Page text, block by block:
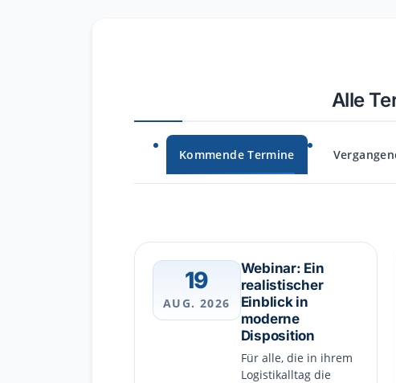
Alle
Kommende Termine
19
AUG. 2026
Webinar: Ein
realistischer
Einblick in
moderne
Disposition
Für alle, die in ihrem
Logistikalltag die